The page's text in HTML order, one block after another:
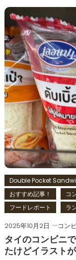
Double Pocket
おすすめ記事！
コ
フードレポート
ラ
2025年10月2日
コン
タイのコンビニ
たけどイラスト